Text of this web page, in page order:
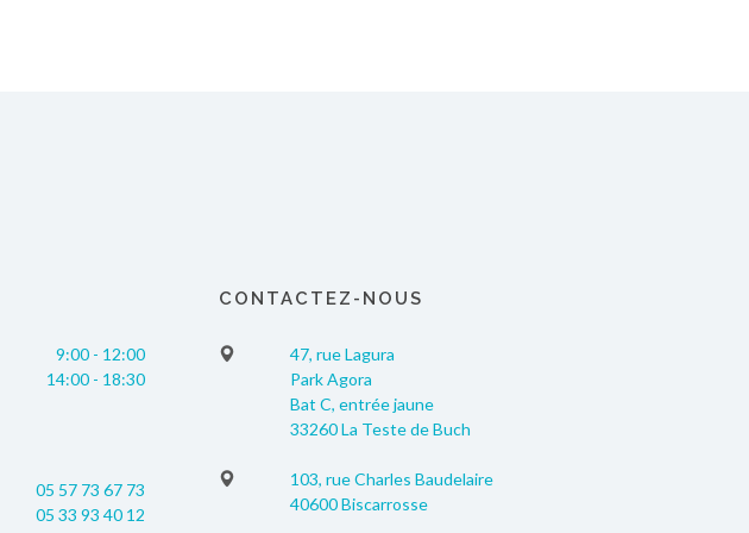
9:00 - 12:00
14:00 - 18:30
05 57 73 67 73
05 33 93 40 12
CONTACTEZ-NOUS
47, rue Lagura
Park Agora
Bat C, entrée jaune
33260 La Teste de Buch
103, rue Charles Baudelaire
40600 Biscarrosse